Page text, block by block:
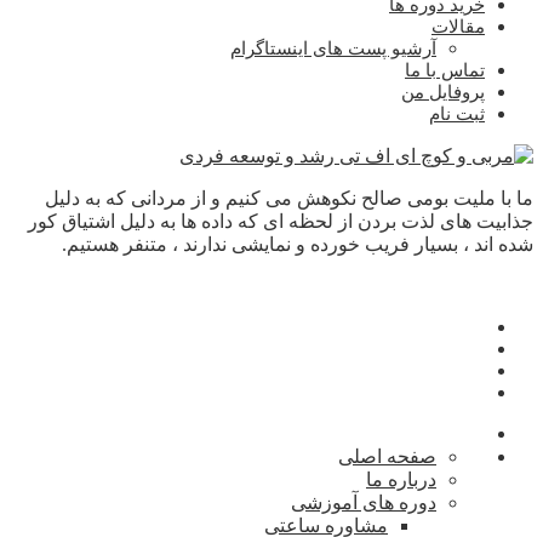
خرید دوره ها
مقالات
آرشیو پست های اینستاگرام
تماس با ما
پروفایل من
ثبت نام
ما با ملیت بومی صالح نکوهش می کنیم و از مردانی که به دلیل
جذابیت های لذت بردن از لحظه ای که داده ها به دلیل اشتیاق کور
شده اند ، بسیار فریب خورده و نمایشی ندارند ، متنفر هستیم.
صفحه اصلی
درباره ما
دوره های آموزشی
مشاوره ساعتی